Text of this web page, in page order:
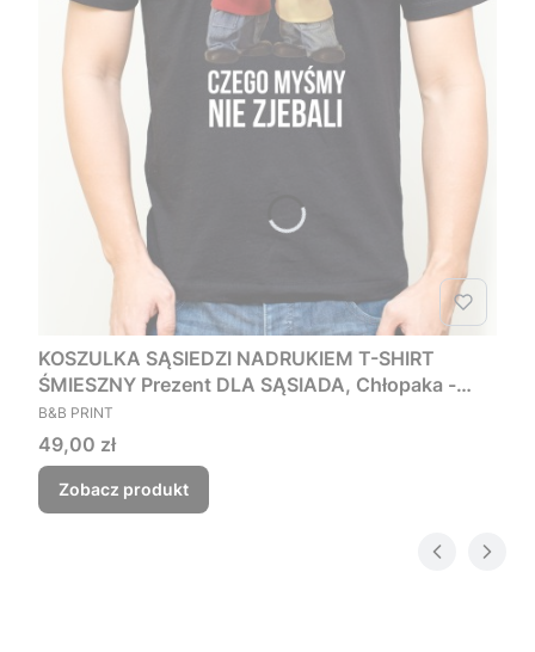
KOSZULKA SĄSIEDZI NADRUKIEM T-SHIRT
ŚMIESZNY Prezent DLA SĄSIADA, Chłopaka -
Czego myśmy nie zjebali
PRODUCENT
B&B PRINT
Cena
49,00 zł
Zobacz produkt